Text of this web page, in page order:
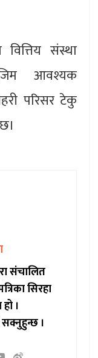
संस्था
आवश्यक
परिसर टेकु
संचालित
सिरहा
।
।